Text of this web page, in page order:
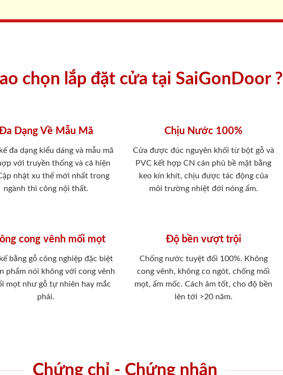
chọn lắp đặt cửa tại SaiGonDoor ?
Dạng Về Mẫu Mã
đa dạng kiểu dáng và mẫu mã
với truyền thống và cả hiện
nhật xu thế mới nhất trong
ngành thi công nội thất.
Chịu Nước 100%
Cửa được đúc nguyên khối từ bột gỗ và
PVC kết hợp CN cán phủ bề mặt bằng
keo kín khít, chịu được tác động của
môi trường nhiệt đới nóng ẩm.
cong vênh mối mọt
bằng gỗ công nghiệp đặc biệt
phẩm nói không với cong vênh
mọt như gỗ tự nhiên hay mắc
phải.
Độ bền vượt trội
Chống nước tuyệt đối 100%. Không
cong vênh, không co ngót, chống mối
mọt, ẩm mốc. Cách âm tốt, cho độ bền
lên tới >20 năm.
Chứng chỉ - Chứng nhận